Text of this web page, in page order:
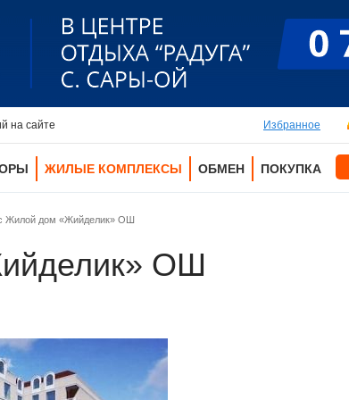
на сайте Избранное
ЖИЛЫЕ КОМПЛЕКСЫ ОБМЕН ПОКУПКА
Жилой дом «Жийделик» ОШ
ОШ